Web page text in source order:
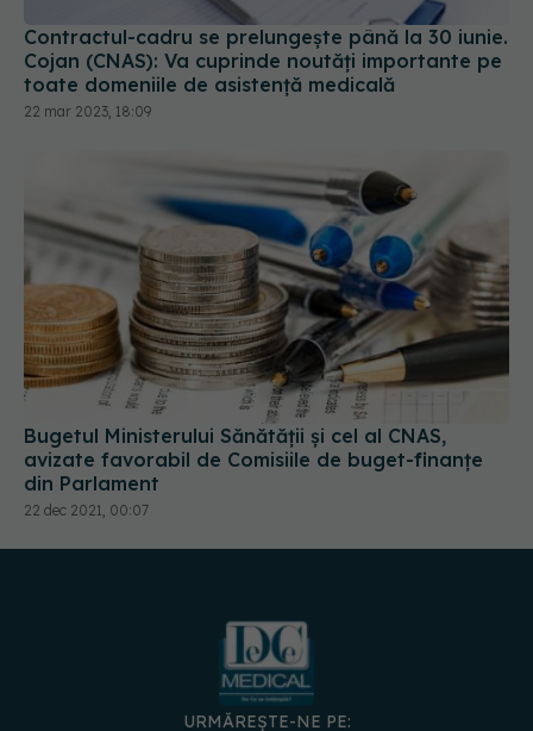
Contractul-cadru se prelungește până la 30 iunie.
Cojan (CNAS): Va cuprinde noutăți importante pe
toate domeniile de asistenţă medicală
22 mar 2023, 18:09
Bugetul Ministerului Sănătății și cel al CNAS,
avizate favorabil de Comisiile de buget-finanțe
din Parlament
22 dec 2021, 00:07
URMĂREȘTE-NE PE: